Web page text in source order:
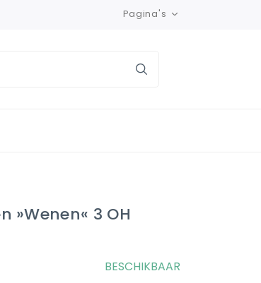
Pagina's
»Wenen« 3 OH
BESCHIKBAAR